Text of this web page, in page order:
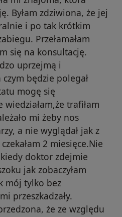
Byłam zdziwiona, że jej
i po tak krótkim
Przełamałam
się na konsultację.
uprzejmą i
będzie polegał
mogę się
trafiłam
mi żeby nos
a nie wyglądał jak z
2 miesięce.Nie
doktor zdejmie
jak zobaczyłam
mój tylko bez
przeszkadzały.
że ze względu